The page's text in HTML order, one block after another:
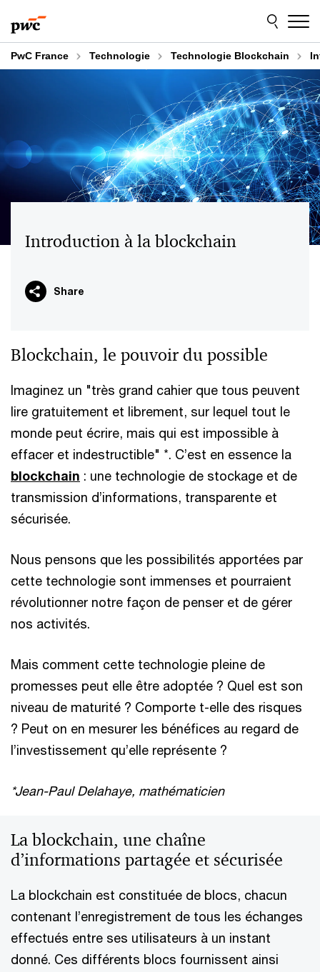
au
contenu
au
pied
de
page
PwC France Technologie Technologie Blockchain
Introduction à la blockchain
Share
Blockchain, le pouvoir du possible
Imaginez un "très grand cahier que tous peuvent
lire gratuitement et librement, sur lequel tout le
monde peut écrire, mais qui est impossible à
effacer et indestructible" *. C’est en essence la
blockchain : une technologie de stockage et de
transmission d’informations, transparente et
sécurisée.
Nous pensons que les possibilités apportées par
cette technologie sont immenses et pourraient
révolutionner notre façon de penser et de gérer
nos activités.
Mais comment cette technologie pleine de
promesses peut elle être adoptée ? Quel est son
niveau de maturité ? Comporte t-elle des risques
? Peut on en mesurer les bénéfices au regard de
l’investissement qu’elle représente ?
*Jean-Paul Delahaye, mathématicien
La blockchain, une chaîne
d’informations partagée et sécurisée
La blockchain est constituée de blocs, chacun
contenant l’enregistrement de tous les échanges
effectués entre ses utilisateurs à un instant
donné. Ces différents blocs fournissent ainsi